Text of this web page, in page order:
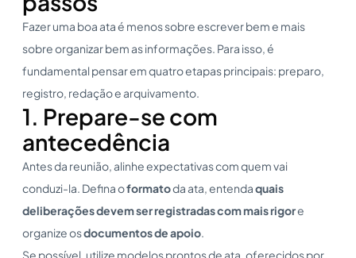
Fazer uma boa ata é menos sobre escrever bem e mais
sobre organizar bem as informações. Para isso, é
fundamental pensar em quatro etapas principais: preparo,
registro, redação e arquivamento.
1. Prepare-se com
antecedência
Antes da reunião, alinhe expectativas com quem vai
conduzi-la. Defina oformatoda ata, entendaquais
deliberações devem ser registradas com mais rigore
organize osdocumentos de apoio.
Se possível, utilize modelos prontos de ata, oferecidos por